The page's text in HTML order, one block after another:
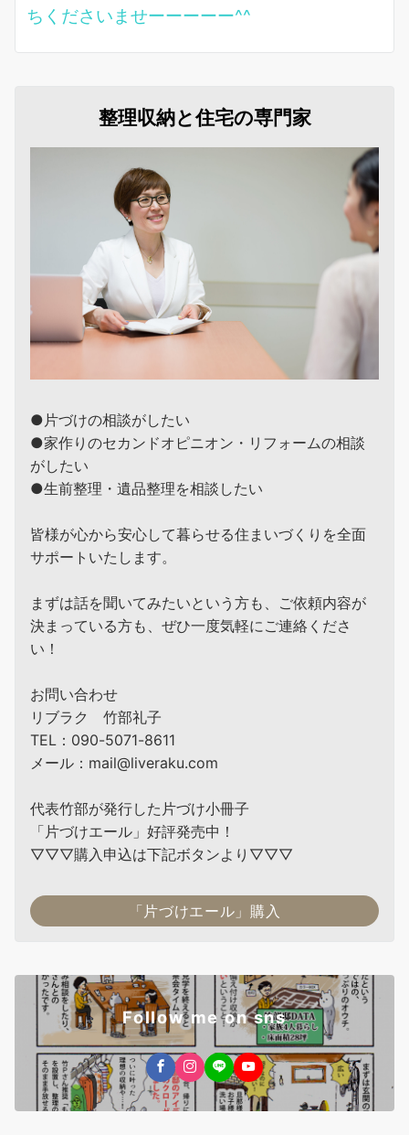
ちくださいませーーーーー^^
整理収納と住宅の専門家
●片づけの相談がしたい
●家作りのセカンドオピニオン・リフォームの相談
がしたい
●生前整理・遺品整理を相談したい
皆様が心から安心して暮らせる住まいづくりを全面
サポートいたします。
まずは話を聞いてみたいという方も、ご依頼内容が
決まっている方も、ぜひ一度気軽にご連絡くださ
い！
お問い合わせ
リブラク 竹部礼子
TEL：090-5071-8611
メール：mail@liveraku.com
代表竹部が発行した片づけ小冊子
「片づけエール」好評発売中！
▽▽▽購入申込は下記ボタンより▽▽▽
「片づけエール」購入
Follow me on sns